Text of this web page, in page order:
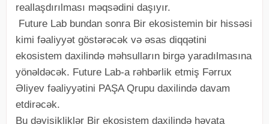
reallaşdırılması məqsədini daşıyır.
Future Lab bundan sonra Bir ekosistemin bir hissəsi
kimi fəaliyyət göstərəcək və əsas diqqətini
ekosistem daxilində məhsulların birgə yaradılmasına
yönəldəcək. Future Lab-a rəhbərlik etmiş Fərrux
Əliyev fəaliyyətini PAŞA Qrupu daxilində davam
etdirəcək.
Bu dəyişikliklər Bir ekosistem daxilində həyata